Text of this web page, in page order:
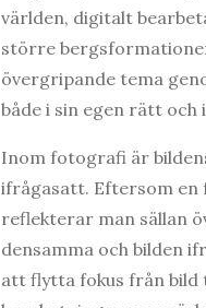
världen, digitalt
större
övergripande tema
både i sin egen rätt
Inom fotografi är
ifrågasatt. Eftersom en
reflekterar man sällan
densamma och bilden
att flytta fokus från bild